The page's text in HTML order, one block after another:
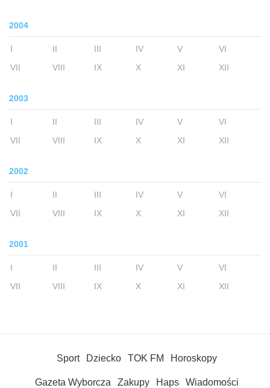
2004
I II III IV V
VI
VII
VIII IX X XI XII
2003
I II III IV V
VI
VII
VIII IX X XI XII
2002
I II III IV V
VI
VII
VIII IX X XI XII
2001
I II III IV V
VI
VII
VIII IX X XI XII
Sport Dziecko TOK FM Horoskopy
Gazeta Wyborcza Zakupy Haps Wiadomości